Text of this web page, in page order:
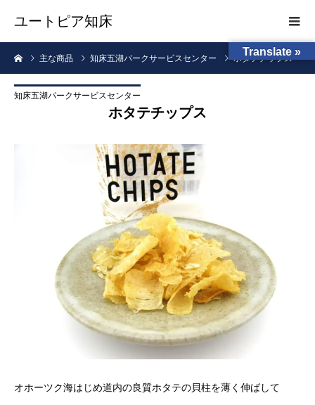
ユートピア知床
主な商品 知床五湖パークサービスセンター ホタテチップス
知床五湖パークサービスセンター
ホタテチップス
オホーツク海はじめ道内の良質ホタテの貝柱を薄く伸ばして
Translate »